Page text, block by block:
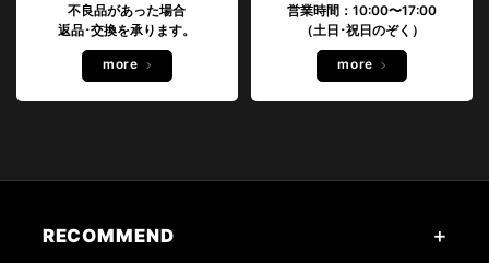
不良品があった場合
返品･交換を承ります。
more
営業時間：10:00〜17:00
（土日･祝日のぞく）
more
RECOMMEND